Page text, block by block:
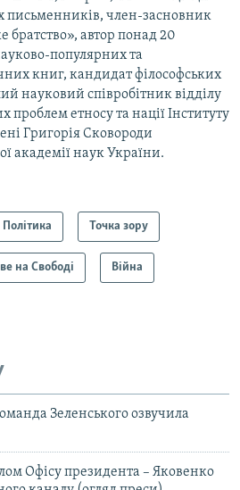
письменників, член-засновник
братство», автор понад 20
популярних та
книг, кандидат філософських
науковий співробітник відділу
проблем етносу та нації Інституту
Григорія Сковороди
академії наук України.
Політика Точка зору
на Свободі Війна
Зеленського озвучила
Офісу президента – Яковенко